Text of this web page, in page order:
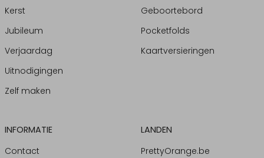
Kerst
Jubileum
Verjaardag
Uitnodigingen
Zelf maken
Geboortebord
Pocketfolds
Kaartversieringen
INFORMATIE
Contact
LANDEN
PrettyOrange.be